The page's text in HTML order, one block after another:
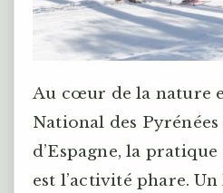
Au cœur de la nature
National des
d’Espagne, la
est l’activité phare.